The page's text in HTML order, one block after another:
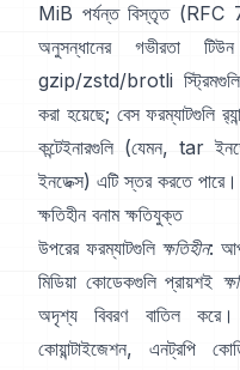
MiB পর্যন্ত বিস্তৃত (RFC
অনুসন্ধানের গভীরতা
gzip/zstd/brotli স্ট্রিমগুলি
করা হয়েছে; বেস ফরম্যাটগুলি
কন্টেইনারগুলি (যেমন, tar
ইনডেক্স) এটি স্তর করতে পারে।
ক্ষতিহীন বনাম ক্ষতিযুক্ত
উপরের ফরম্যাটগুলি ক্ষতিহীন:
মিডিয়া কোডেকগুলি প্রায়শই
অদৃশ্য বিবরণ বাতিল
কোয়ান্টাইজেশন, এনট্রপি